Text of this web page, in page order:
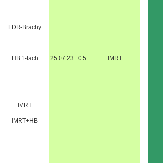
LDR-Brachy
HB 1-fach 25.07.23 0.5 IMRT
IMRT
IMRT+HB